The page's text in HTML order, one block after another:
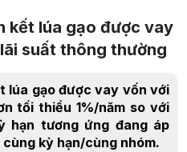
kết lúa gạo được vay
suất thông thường
lúa gạo được vay vốn với
tối thiểu 1%/năm so với
hạn tương ứng đang áp
kỳ hạn/cùng nhóm.